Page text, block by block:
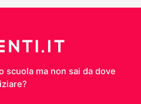
scuola ma non sai da dove